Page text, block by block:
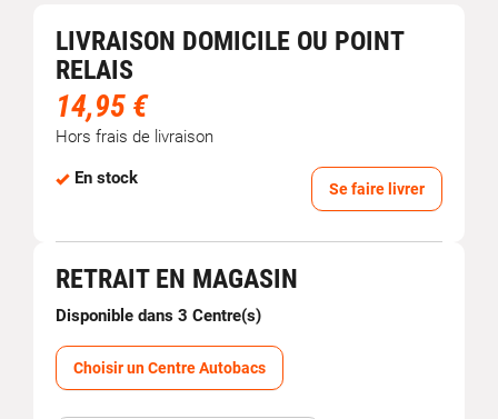
LIVRAISON DOMICILE OU POINT
RELAIS
14,95 €
Hors frais de livraison
En stock
Se faire livrer
RETRAIT EN MAGASIN
Disponible dans 3 Centre(s)
Choisir un Centre Autobacs